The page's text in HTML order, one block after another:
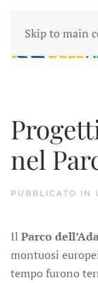
Skip to main
nel
PUBBLICATO IN
Il Parco
montuosi
tempo furono